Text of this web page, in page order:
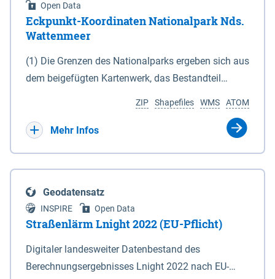
Open Data
Eckpunkt-Koordinaten Nationalpark Nds.
Wattenmeer
(1) Die Grenzen des Nationalparks ergeben sich aus
dem beigefügten Kartenwerk, das Bestandteil
(DTK) im Maßstab 1 : 100 000 (Anlage 2), 2.
verkleinerte Amtliche Karte 1 : 5 000 (AK5) im
projizierte Koordinaten im Europäischen
Terrestrischen Referenzsystem 1989 (ETRS 89) mit
der Universalen Transversalen Mercator-Abbildung
bezogen auf die Zone 32 N (UTM 32N) dargestellt
(Anlage 4); Gleiches gilt für die geografischen
ATOM
WMS
Shapefiles
ZIP
Mehr Infos
Geodatensatz
INSPIRE Open Data
Straßenlärm Lnight 2022 (EU-Pflicht)
Digitaler landesweiter Datenbestand des
Berechnungsergebnisses Lnight 2022 nach EU-